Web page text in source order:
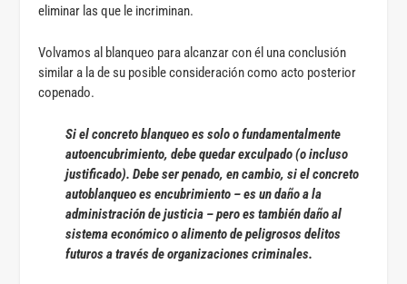
eliminar las que le incriminan.
Volvamos al blanqueo para alcanzar con él una conclusión
similar a la de su posible consideración como acto posterior
copenado.
Si el concreto blanqueo es solo o fundamentalmente
autoencubrimiento, debe quedar exculpado (o incluso
justificado). Debe ser penado, en cambio, si el concreto
autoblanqueo es encubrimiento – es un daño a la
administración de justicia – pero es también daño al
sistema económico o alimento de peligrosos delitos
futuros a través de organizaciones criminales.